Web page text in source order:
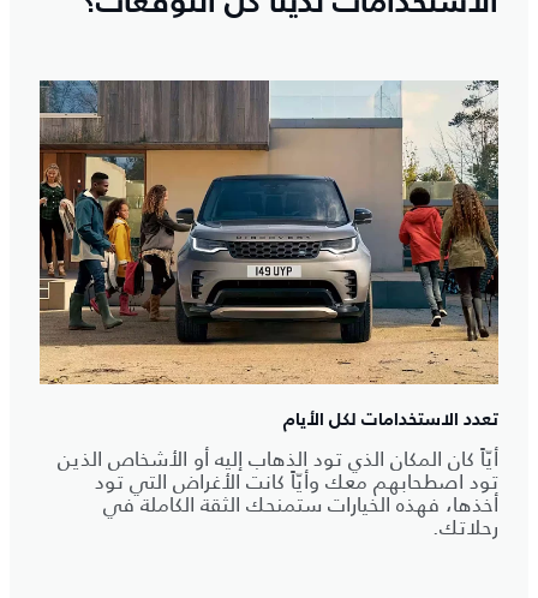
تعدد الاستخدامات لكل الأيام
أيّاً كان المكان الذي تود الذهاب إليه أو الأشخاص الذين
تود اصطحابهم معك وأيّاً كانت الأغراض التي تود
أخذها، فهذه الخيارات ستمنحك الثقة الكاملة في
رحلاتك.